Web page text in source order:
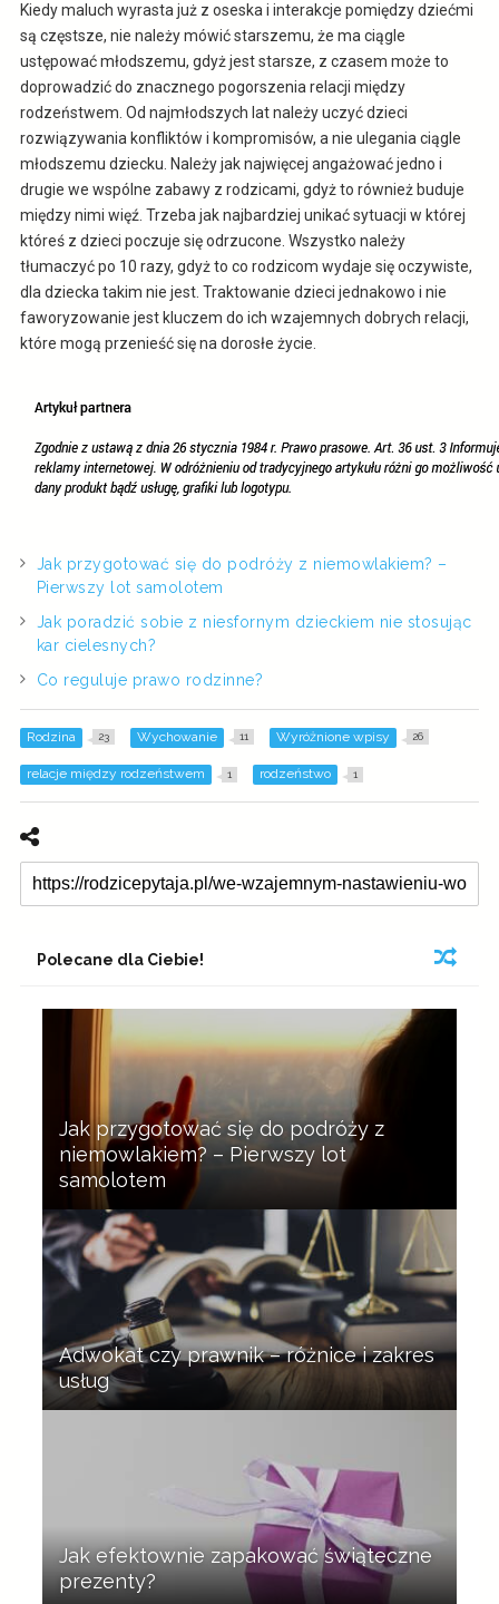
Kiedy maluch wyrasta już z oseska i interakcje pomiędzy dziećmi
są częstsze, nie należy mówić starszemu, że ma ciągle
ustępować młodszemu, gdyż jest starsze, z czasem może to
doprowadzić do znacznego pogorszenia relacji między
rodzeństwem. Od najmłodszych lat należy uczyć dzieci
rozwiązywania konfliktów i kompromisów, a nie ulegania ciągle
młodszemu dziecku. Należy jak najwięcej angażować jedno i
drugie we wspólne zabawy z rodzicami, gdyż to również buduje
między nimi więź. Trzeba jak najbardziej unikać sytuacji w której
któreś z dzieci poczuje się odrzucone. Wszystko należy
tłumaczyć po 10 razy, gdyż to co rodzicom wydaje się oczywiste,
dla dziecka takim nie jest. Traktowanie dzieci jednakowo i nie
faworyzowanie jest kluczem do ich wzajemnych dobrych relacji,
które mogą przenieść się na dorosłe życie.
Jak przygotować się do podróży z niemowlakiem? –
Pierwszy lot samolotem
Jak poradzić sobie z niesfornym dzieckiem nie stosując
kar cielesnych?
Co reguluje prawo rodzinne?
Rodzina 23 Wychowanie 11 Wyróżnione wpisy 26
relacje między rodzeństwem 1 rodzeństwo 1
Polecane dla Ciebie!
Jak przygotować się do podróży z
niemowlakiem? – Pierwszy lot
samolotem
Adwokat czy prawnik – różnice i zakres
usług
Jak efektownie zapakować świąteczne
prezenty?